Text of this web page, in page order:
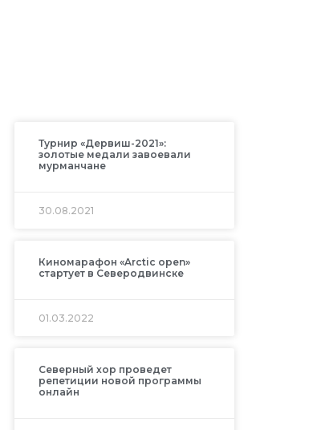
Турнир «Дервиш-2021»:
золотые медали завоевали
мурманчане
30.08.2021
Киномарафон «Arctic open»
стартует в Северодвинске
01.03.2022
Северный хор проведет
репетиции новой программы
онлайн